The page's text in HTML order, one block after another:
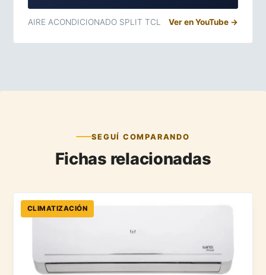
AIRE ACONDICIONADO SPLIT TCL Ver en YouTube →
SEGUÍ COMPARANDO
Fichas relacionadas
CLIMATIZACIÓN